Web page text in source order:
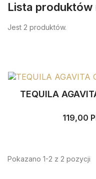
Lista produktów
Jest 2 produktów.
TEQUILA
119,00
Pokazano 1-2 z 2 pozycji